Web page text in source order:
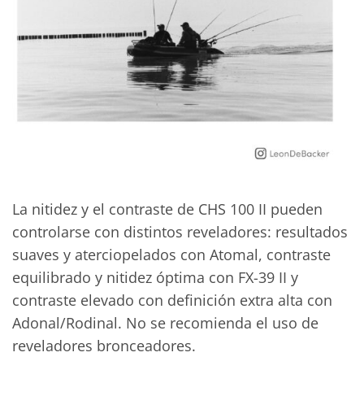
La nitidez y el contraste de CHS 100 II pueden
controlarse con distintos reveladores: resultados
suaves y aterciopelados con Atomal, contraste
equilibrado y nitidez óptima con FX-39 II y
contraste elevado con definición extra alta con
Adonal/Rodinal. No se recomienda el uso de
reveladores bronceadores.